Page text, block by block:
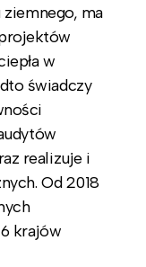
ma
w
świadczy
realizuje i
Od 2018
krajów